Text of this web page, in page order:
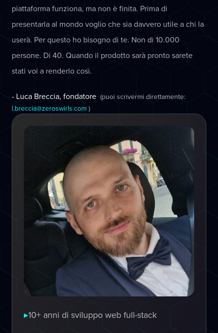
piattaforma funziona, ma non è finita. Prima di
presentarla al mondo voglio che sia davvero utile a chi la
userà. Per questo ho bisogno di te. Non di 10.000
persone. Di 40. Quando il prodotto sarà pronto sarete
stati voi a renderlo così.
- Luca Breccia, fondatore (puoi scrivermi direttamente:
l.breccia@zeroswirls.com )
▸10+ anni di sviluppo web full-stack